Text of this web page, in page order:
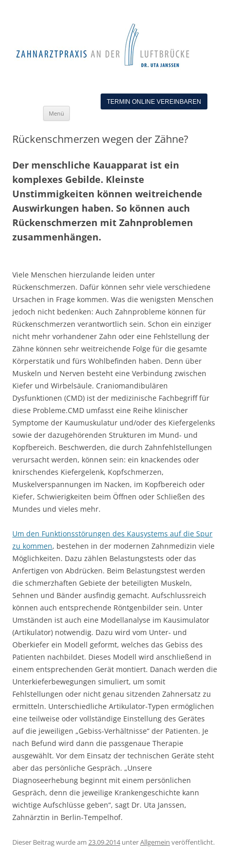
TERMIN ONLINE VEREINBAREN
Menü
Rückenschmerzen wegen der Zähne?
Der menschliche Kauapparat ist ein
komplexes Gebilde. Kleinste
Unstimmigkeiten können weitreichende
Auswirkungen haben. So können auch
Rückenschmerzen mit Zahnproblemen
zusammenhängen.
Viele Menschen hierzulande leiden unter
Rückenschmerzen. Dafür können sehr viele verschiedene
Ursachen in Frage kommen. Was die wenigsten Menschen
jedoch nicht bedenken: Auch Zahnprobleme können für
Rückenschmerzen verantwortlich sein. Schon ein einziger
nicht mehr vorhandener Zahn oder eine Fehlstellung der
Zähne können sehr weitreichende Folge für die gesamte
Körperstatik und fürs Wohlbefinden haben. Denn über
Muskeln und Nerven besteht eine Verbindung zwischen
Kiefer und Wirbelsäule. Craniomandibulären
Dysfunktionen (CMD) ist der medizinische Fachbegriff für
diese Probleme.CMD umfasst eine Reihe klinischer
Symptome der Kaumuskulatur und/oder des Kiefergelenks
sowie der dazugehörenden Strukturen im Mund- und
Kopfbereich. Beschwerden, die durch Zahnfehlstellungen
verursacht werden, können sein: ein knackendes oder
knirschendes Kiefergelenk, Kopfschmerzen,
Muskelverspannungen im Nacken, im Kopfbereich oder
Kiefer, Schwierigkeiten beim Öffnen oder Schließen des
Mundes und vieles mehr.
Um den Funktionsstörungen des Kausystems auf die Spur
zu kommen, bestehen in der modernen Zahnmedizin viele
Möglichkeiten. Dazu zählen Belastungstests oder das
Anfertigen von Abdrücken. Beim Belastungstest werden
die schmerzhaften Gebiete der beteiligten Muskeln,
Sehnen und Bänder ausfindig gemacht. Aufschlussreich
können auch entsprechende Röntgenbilder sein. Unter
Umständen ist auch eine Modellanalyse im Kausimulator
(Artikulator) notwendig. Dazu wird vom Unter- und
Oberkiefer ein Modell geformt, welches das Gebiss des
Patienten nachbildet. Dieses Modell wird anschließend in
einem entsprechenden Gerät montiert. Danach werden die
Unterkieferbewegungen simuliert, um somit
Fehlstellungen oder nicht genau sitzenden Zahnersatz zu
ermitteln. Unterschiedliche Artikulator-Typen ermöglichen
eine teilweise oder vollständige Einstellung des Gerätes
auf die jeweiligen „Gebiss-Verhältnisse“ der Patienten. Je
nach Befund wird dann die passgenaue Therapie
ausgewählt. Vor dem Einsatz der technischen Geräte steht
aber das persönliche Gespräch. „Unsere
Diagnoseerhebung beginnt mit einem persönlichen
Gespräch, denn die jeweilige Krankengeschichte kann
wichtige Aufschlüsse geben“, sagt Dr. Uta Janssen,
Zahnärztin in Berlin-Tempelhof.
Dieser Beitrag wurde am 23.09.2014unterAllgemein veröffentlicht.